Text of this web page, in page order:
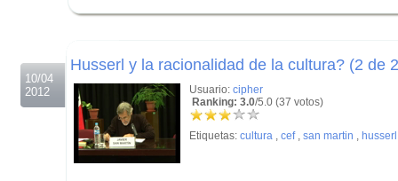
10/04
2012
Husserl y la racionalidad de la cultura? (2 de
Usuario: cipher
Ranking: 3.0/5.0 (37 votos)
Etiquetas: cultura , cef, san martin , husserl